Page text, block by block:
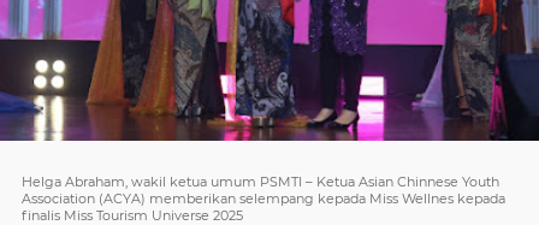
Helga Abraham, wakil ketua umum PSMTI – Ketua Asian Chinnese Youth
Association (ACYA) memberikan selempang kepada Miss Wellnes kepada
finalis Miss Tourism Universe 2025